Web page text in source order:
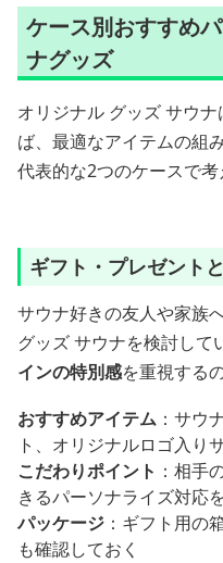
ケース別おすすめ
ナグッズ
オリジナル グッズ サウ
ば、最適なアイテムの組
代表的な2つのケースで考
ギフト・プレゼント
サウナ好きの友人や家族
グッズ サウナを検討して
インの特別感を重視する
おすすめアイテム ：サウ
ト、オリジナルロゴ入り
こだわりポイント ：相手
きるパーソナライズ対応
パッケージ ：ギフト用の
も確認しておく